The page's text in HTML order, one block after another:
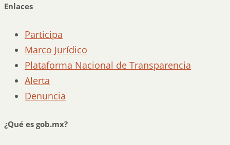
Enlaces
Participa
Marco Jurídico
Plataforma Nacional de Transparencia
Alerta
Denuncia
¿Qué es gob.mx?